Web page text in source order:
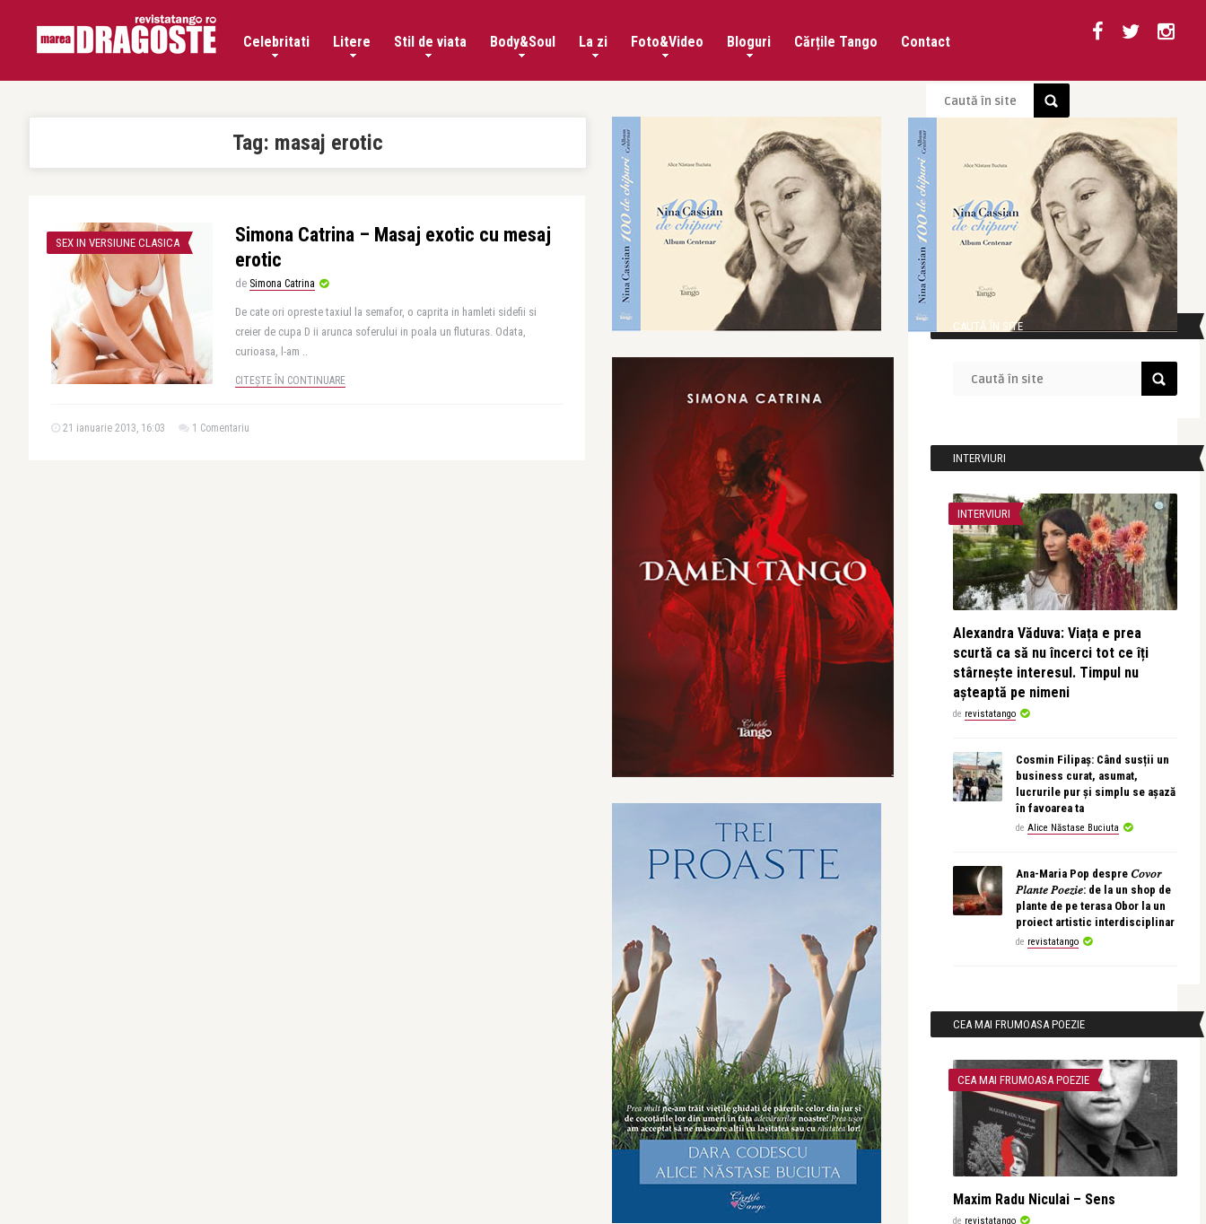
Celebritati Litere Stil de viata Body&Soul La zi Foto&Video Bloguri Cărțile Tango Contact
Tag: masaj erotic
SEX IN VERSIUNE CLASICA
Simona Catrina – Masaj exotic cu mesaj
erotic
de Simona Catrina
De cate ori opreste taxiul la semafor, o caprita in hamleti sidefii si
creier de cupa D ii arunca soferului in poala un fluturas. Odata,
curioasa, l-am ..
CITEȘTE ÎN CONTINUARE
21 ianuarie 2013, 16:03 1 Comentariu
CAUTĂ ÎN SITE
INTERVIURI
INTERVIURI
Alexandra Văduva: Viața e prea
scurtă ca să nu încerci tot ce îți
stârnește interesul. Timpul nu
așteaptă pe nimeni
de revistatango
Cosmin Filipaș: Când susții un
business curat, asumat,
lucrurile pur și simplu se așază
în favoarea ta
de Alice Năstase Buciuta
Ana-Maria Pop despre 𝐶𝑜𝑣𝑜𝑟
𝑃𝑙𝑎𝑛𝑡𝑒 𝑃𝑜𝑒𝑧𝑖𝑒: de la un shop de
plante de pe terasa Obor la un
proiect artistic interdisciplinar
de revistatango
CEA MAI FRUMOASA POEZIE
CEA MAI FRUMOASA POEZIE
Maxim Radu Niculai – Sens
de revistatango